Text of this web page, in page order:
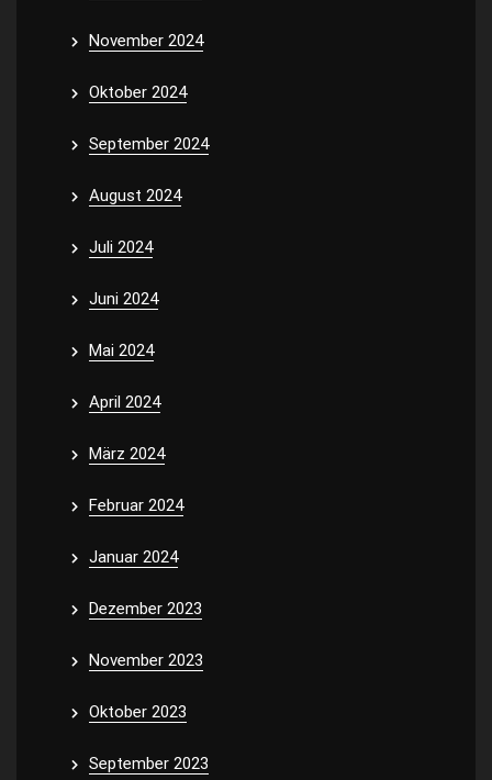
November 2024
Oktober 2024
September 2024
August 2024
Juli 2024
Juni 2024
Mai 2024
April 2024
März 2024
Februar 2024
Januar 2024
Dezember 2023
November 2023
Oktober 2023
September 2023